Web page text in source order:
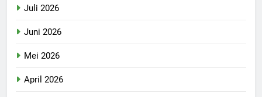
Juli 2026
Juni 2026
Mei 2026
April 2026